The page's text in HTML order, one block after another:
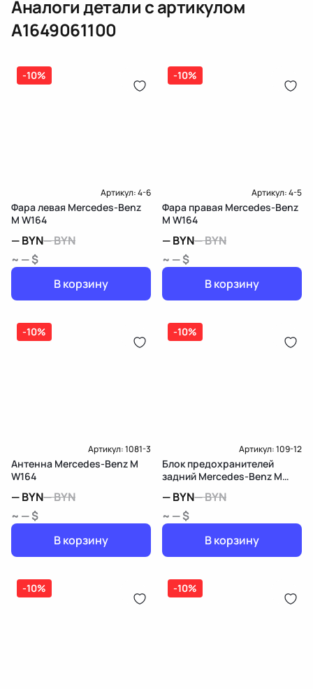
Доставка и Оплата
Аналоги детали с артикулом
A1649061100
-10%
Артикул:4-6
Фара левая Mercedes-Benz
M W164
—BYN—BYN
~ — $
В корзину
-10%
Артикул:4-5
Фара правая Mercedes-Benz
M W164
—BYN—BYN
~ — $
В корзину
-10%
Артикул:1081-3
Антенна Mercedes-Benz M
W164
—BYN—BYN
~ — $
В корзину
-10%
Артикул:109-12
Блок предохранителей
задний Mercedes-Benz M
—BYN—BYN
~ — $
В корзину
-10% -10%